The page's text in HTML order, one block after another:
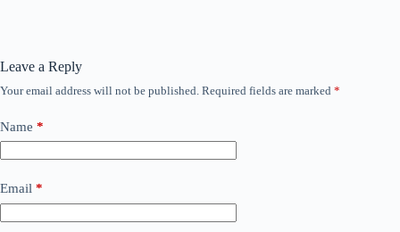
Leave a Reply
Your email address will not be published. Required fields are marked *
Name *
Email *